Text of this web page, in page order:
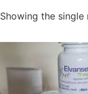
Showing the single